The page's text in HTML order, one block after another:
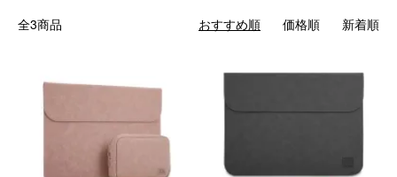
全3商品 おすすめ順 価格順 新着順